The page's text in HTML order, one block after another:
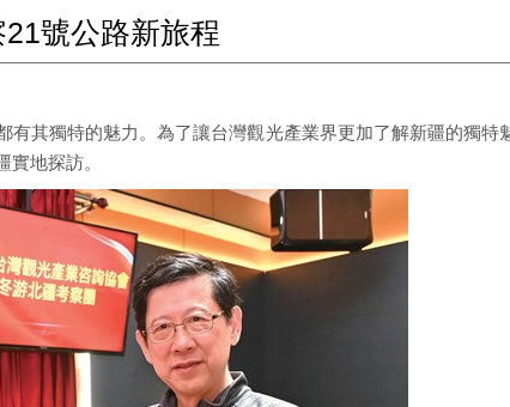
號公路新旅程
其獨特的魅力。為了讓台灣觀光產業界更加了解新疆的獨特
地探訪。